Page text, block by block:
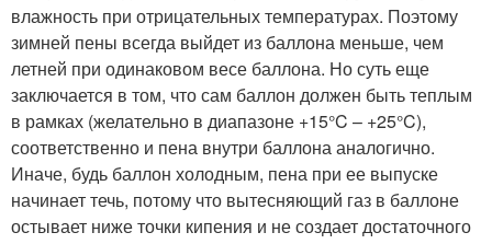
влажность при отрицательных температурах. Поэтому
зимней пены всегда выйдет из баллона меньше, чем
летней при одинаковом весе баллона. Но суть еще
заключается в том, что сам баллон должен быть теплым
в рамках (желательно в диапазоне +15°C – +25°C),
соответственно и пена внутри баллона аналогично.
Иначе, будь баллон холодным, пена при ее выпуске
начинает течь, потому что вытесняющий газ в баллоне
остывает ниже точки кипения и не создает достаточного